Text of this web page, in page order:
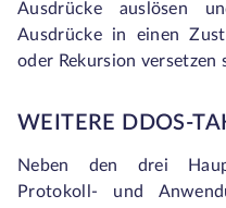
Ausdrücke auslösen
Ausdrücke in einen
oder Rekursion versetzen
WEITERE DDOS-
Neben den drei
Protokoll- und